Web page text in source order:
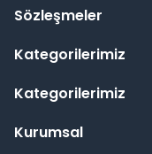
Sözleşmeler
Kategorilerimiz
Kategorilerimiz
Kurumsal